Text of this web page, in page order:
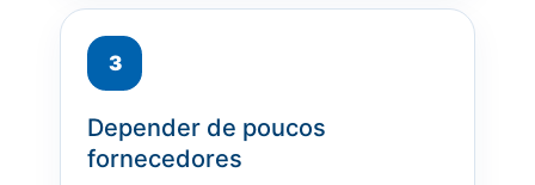
Depender de poucos
fornecedores